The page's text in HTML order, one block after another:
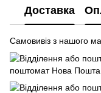
Доставка
Самовивіз з нашого
поштомат Нова Пошта